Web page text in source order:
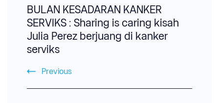
Navigation
BULAN KESADARAN KANKER
SERVIKS : Sharing is caring kisah
Julia Perez berjuang di kanker
serviks
Previous